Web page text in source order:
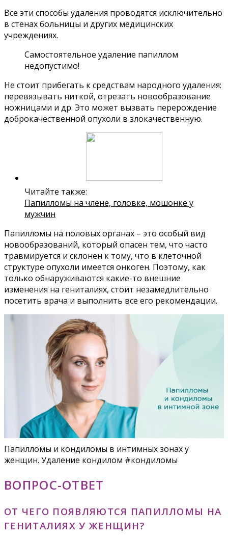
Все эти способы удаления проводятся исключительно
в стенах больницы и других медицинских
учреждениях.
Самостоятельное удаление папиллом
недопустимо!
Не стоит прибегать к средствам народного удаления:
перевязывать ниткой, отрезать новообразование
ножницами и др. Это может вызвать перерождение
доброкачественной опухоли в злокачественную.
Читайте также:
Папилломы на члене, головке, мошонке у
мужчин
Папилломы на половых органах – это особый вид
новообразований, который опасен тем, что часто
травмируется и склонен к тому, что в клеточной
структуре опухоли имеется онкоген. Поэтому, как
только обнаруживаются какие-то внешние
изменения на гениталиях, стоит незамедлительно
посетить врача и выполнить все его рекомендации.
Папилломы и кондиломы в интимных зонах у
женщин. Удаление кондилом #кондиломы
ВОПРОС-ОТВЕТ
ОТ ЧЕГО ПОЯВЛЯЮТСЯ ПАПИЛЛОМЫ НА
ГЕНИТАЛИЯХ У ЖЕНЩИН?